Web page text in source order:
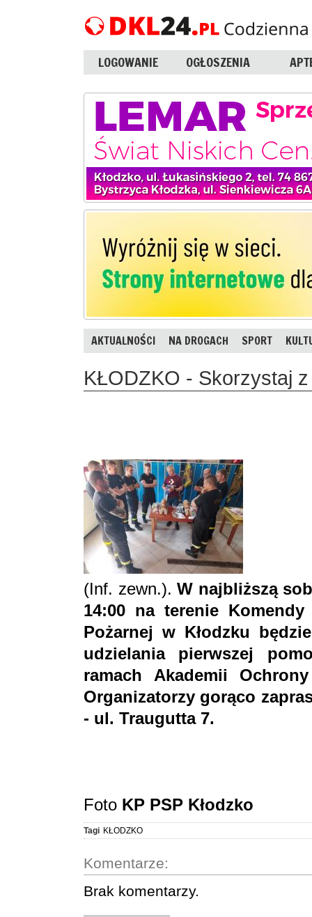
LOGOWANIE OGŁOSZENIA
AKTUALNOŚCI NA DROGACH SPORT
KŁODZKO - Skorzystaj
(Inf. zewn.). W najbliższą
14:00 na terenie
Pożarnej w Kłodzku
udzielania pierwszej
ramach Akademii
Organizatorzy gorąco
- ul. Traugutta 7.
Foto KP PSP Kłodzko
Tagi KŁODZKO
Komentarze:
Brak komentarzy.